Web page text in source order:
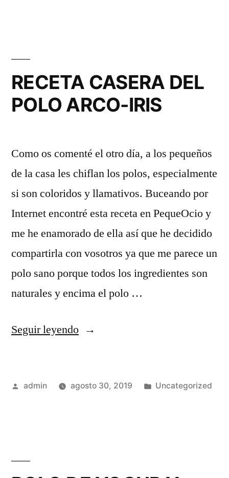
RECETA CASERA DEL
POLO ARCO-IRIS
Como os comenté el otro día, a los pequeños
de la casa les chiflan los polos, especialmente
si son coloridos y llamativos. Buceando por
Internet encontré esta receta en PequeOcio y
me he enamorado de ella así que he decidido
compartirla con vosotros ya que me parece un
polo sano porque todos los ingredientes son
naturales y encima el polo …
Seguir leyendo«RECETA
POLO
Publicado
admin agosto 30, 2019
Publicado
Uncategorized